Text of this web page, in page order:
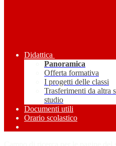
Didattica
Panoramica
Offerta formativa
I progetti delle classi
Trasferimenti da altra
studio
Documenti utili
Orario scolastico